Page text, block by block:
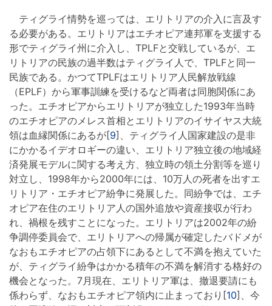
ティグライ情勢を巡っては、エリトリアの介入に言及す
る必要がある。エリトリアはエチオピア連邦軍を支援する
形でティグライ州に介入し、TPLFと交戦しているが、エ
リトリアの民族の過半数はティグライ人で、TPLFと同一
民族である。かつてTPLFはエリトリア人民解放戦線
（EPLF）から軍事訓練を受けるなど両者は同胞関係にあ
った。エチオピアからエリトリアが独立した1993年当時
のエチオピアのメレス首相とエリトリアのイサイヤス大統
領は血縁関係にあるが[9]、ティグライ人国家建設の是非
にかかるイデオロギーの違い、エリトリア独立後の地域経
済発展モデルに関する考え方、独立時の領土分割等を巡り
対立し、1998年から2000年には、10万人の死者を出すエ
リトリア・エチオピア紛争に発展した。同紛争では、エチ
オピア在住のエリトリア人の国外追放や資産接収が行わ
れ、禍根を残すことになった。エリトリアは2002年の紛
争調停委員会で、エリトリアへの帰属が確定したバドメが
なおもエチオピアの占領下にあるとして不満を抱えていた
が、ティグライ紛争はかかる積年の不満を解消する格好の
機会となった。7月現在、エリトリア軍は、撤退要請にも
係わらず、なおもエチオピア領内に止まっており[10]、今